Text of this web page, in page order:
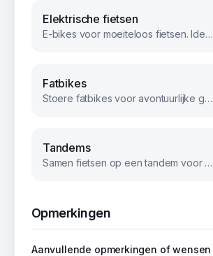
Elektrische fietsen
E-bikes voor moeiteloos fietsen. Ideaal voor langere afstanden of heuvelachtig terrein.
Fatbikes
Stoere fatbikes voor avontuurlijke groepen. Geschikt voor strand, bos en terrein.
Tandems
Samen fietsen op een tandem voor een unieke teambuilding ervaring.
Opmerkingen
Aanvullende opmerkingen of wensen